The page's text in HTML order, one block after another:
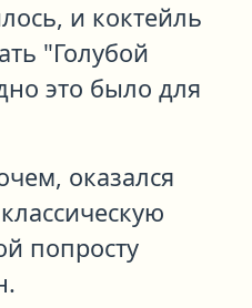
и коктейль
"Голубой
это было для
оказался
попросту